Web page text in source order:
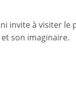
invite à visiter
son imaginaire.